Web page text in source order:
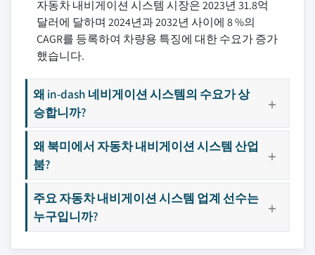
자동차 내비게이션 시스템 시장은 2023년 31.8억
달러에 달하며 2024년과 2032년 사이에 8 %의
CAGR를 등록하여 차량용 특징에 대한 수요가 증가
했습니다.
왜 in-dash 네비게이션 시스템의 수요가 상
승합니까?
왜 북미에서 자동차 내비게이션 시스템 산업
붐?
주요 자동차 내비게이션 시스템 업계 선수는
누구입니까?